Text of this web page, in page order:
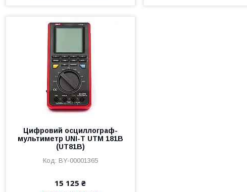
Цифровий осциллограф-
мультиметр UNI-T UTM 181B
(UT81B)
BY-00001365
15 125 ₴